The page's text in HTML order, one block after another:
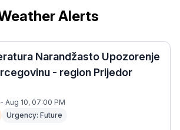
Alerts
Narandžasto Upozorenje
- region Prijedor
Aug 10, 07:00 PM
Urgency: Future